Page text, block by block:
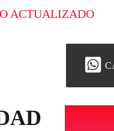
ACTUALIZADO